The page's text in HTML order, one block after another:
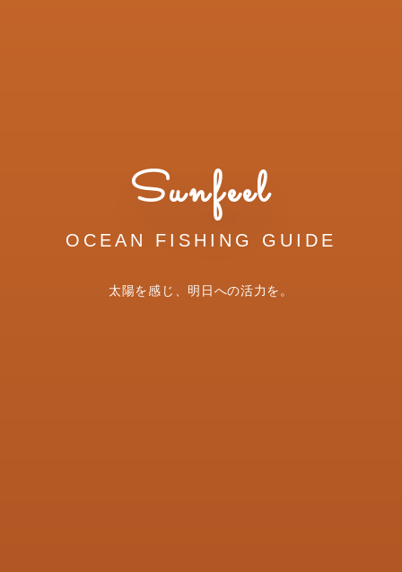
Sunfeel
OCEAN FISHING GUIDE
太陽を感じ、明日への活力を。